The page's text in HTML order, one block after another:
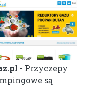
- Przyczepy
są